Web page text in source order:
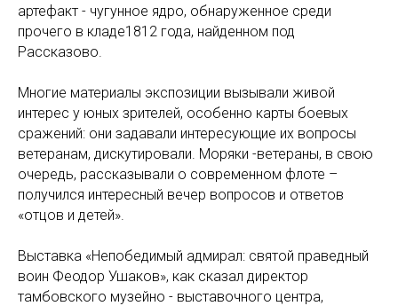
артефакт - чугунное ядро, обнаруженное среди
прочего в кладе1812 года, найденном под
Рассказово.
Многие материалы экспозиции вызывали живой
интерес у юных зрителей, особенно карты боевых
сражений: они задавали интересующие их вопросы
ветеранам, дискутировали. Моряки -ветераны, в свою
очередь, рассказывали о современном флоте –
получился интересный вечер вопросов и ответов
«отцов и детей».
Выставка «Непобедимый адмирал: святой праведный
воин Феодор Ушаков», как сказал директор
тамбовского музейно - выставочного центра,